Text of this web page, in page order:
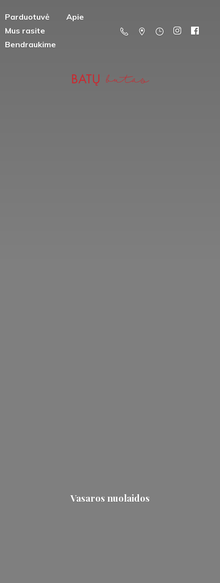
Parduotuvė
Apie
Mus rasite
Bendraukime
Vasaros nuolaidos